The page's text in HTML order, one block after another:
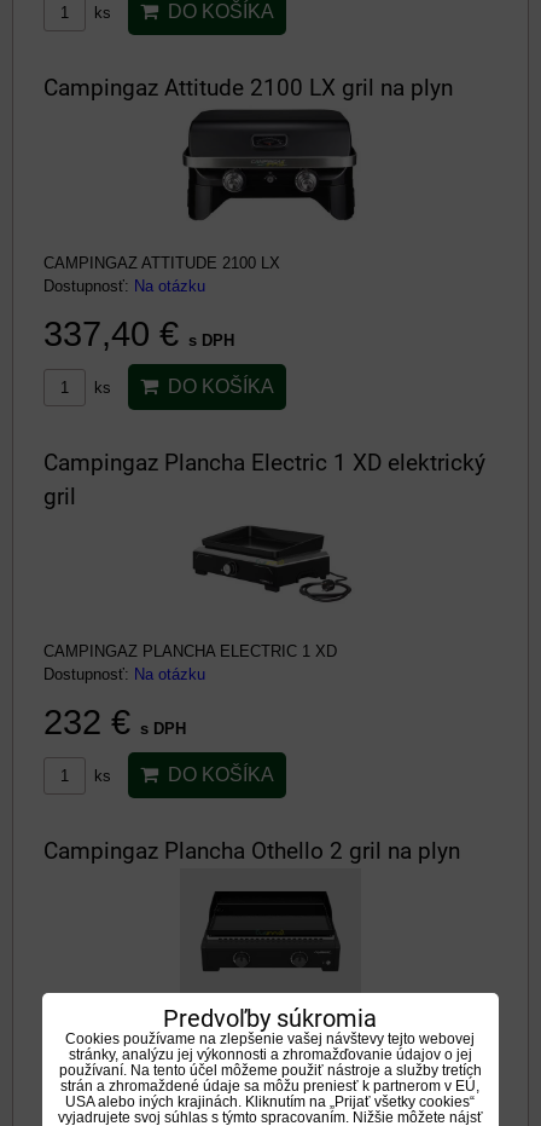
ks DO KOŠÍKA
Campingaz Attitude 2100 LX gril na plyn
CAMPINGAZ ATTITUDE 2100 LX
Dostupnosť: Na otázku
337,40 € s DPH
ks DO KOŠÍKA
Campingaz Plancha Electric 1 XD elektrický
gril
CAMPINGAZ PLANCHA ELECTRIC 1 XD
Dostupnosť: Na otázku
232 € s DPH
ks DO KOŠÍKA
Campingaz Plancha Othello 2 gril na plyn
CAMPINGAZ PLANCHA OTHELLO 2
Dostupnosť:Na otázku
210,80 €s DPH
Predvoľby súkromia
Cookies používame na zlepšenie vašej návštevy tejto webovej
stránky, analýzu jej výkonnosti a zhromažďovanie údajov o jej
používaní. Na tento účel môžeme použiť nástroje a služby tretích
strán a zhromaždené údaje sa môžu preniesť k partnerom v EÚ,
USA alebo iných krajinách. Kliknutím na „Prijať všetky cookies“
vyjadrujete svoj súhlas s týmto spracovaním. Nižšie môžete nájsť